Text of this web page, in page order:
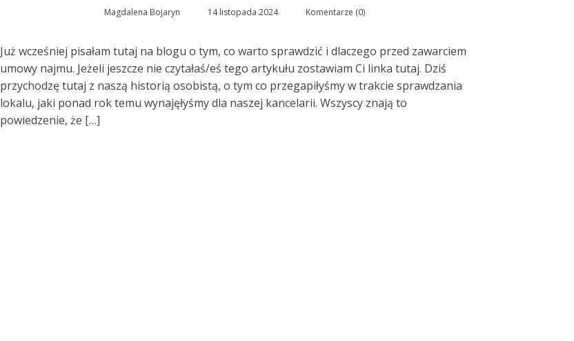
Magdalena Bojaryn 14 listopada 2024 Komentarze (0)
Już wcześniej pisałam tutaj na blogu o tym, co warto sprawdzić i dlaczego przed zawarciem
umowy najmu. Jeżeli jeszcze nie czytałaś/eś tego artykułu zostawiam Ci linka tutaj. Dziś
przychodzę tutaj z naszą historią osobistą, o tym co przegapiłyśmy w trakcie sprawdzania
lokalu, jaki ponad rok temu wynajęłyśmy dla naszej kancelarii. Wszyscy znają to
powiedzenie, że […]